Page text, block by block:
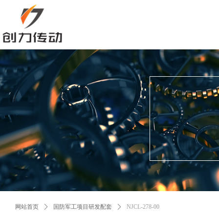
网站首页 ꄲ 国防军工项目研发配套 ꄲ NJCL-278-00
控件[tem_25_34]渲染出错,Source:未将对象引用设置到对象的实例。
控件[tem_25_34]渲染出错,Source:未将对象引用设置到对象的实例。